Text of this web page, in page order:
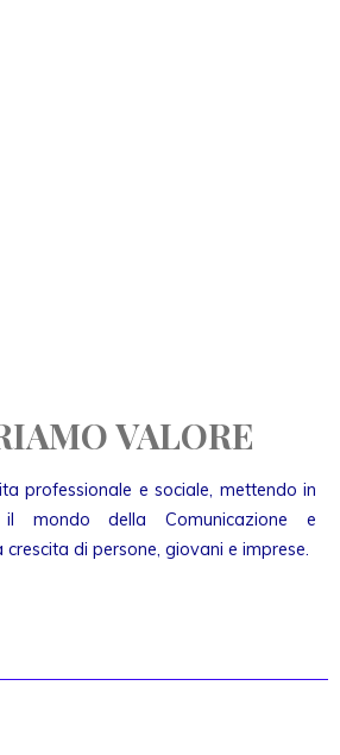
VALORE
professionale e sociale, mettendo in
mondo della Comunicazione e
crescita di persone, giovani e imprese.